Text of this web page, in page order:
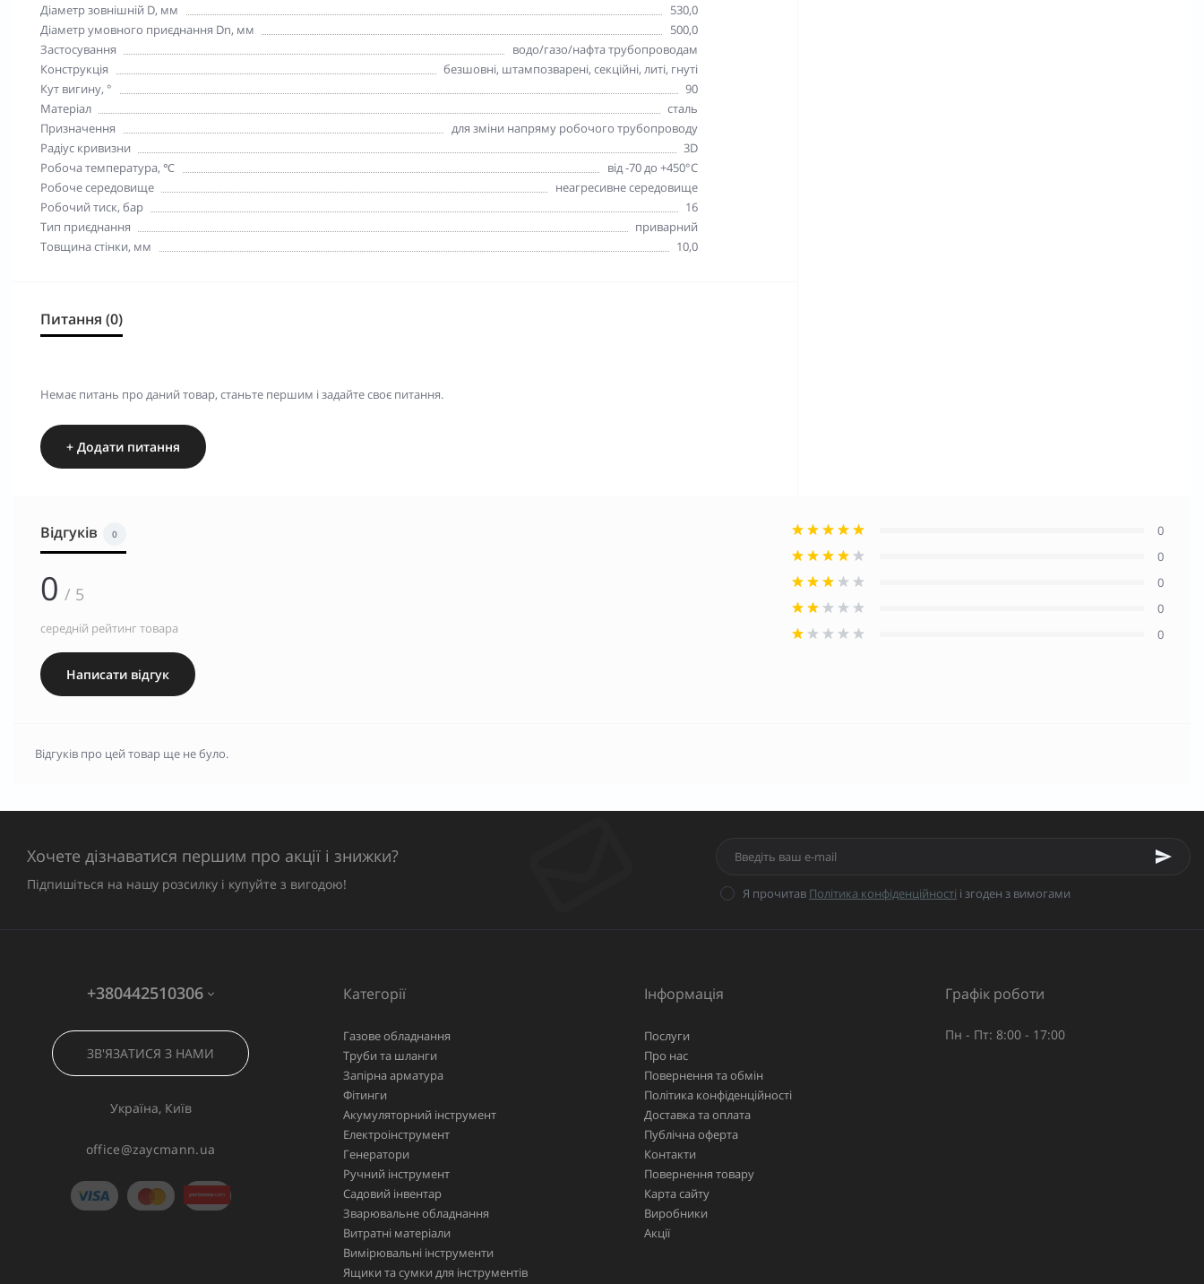
Діаметр зовнішній D, мм
530,0
Діаметр умовного приєднання Dn, мм
500,0
Застосування
водо/газо/нафта трубопроводам
Конструкція
безшовні, штампозварені, секційні, литі, гнуті
Кут вигину, °
90
Матеріал
сталь
Призначення
для зміни напряму робочого трубопроводу
Радіус кривизни
3D
Робоча температура, ℃
від -70 до +450°С
Робоче середовище
неагресивне середовище
Робочий тиск, бар
16
Тип приєднання
приварний
Товщина стінки, мм
10,0
Питання (0)
Немає питань про даний товар, станьте першим і задайте своє питання.
+ Додати питання
Відгуків 0
0 / 5
середній рейтинг товара
Написати відгук
0
0
0
0
0
Відгуків про цей товар ще не було.
Хочете дізнаватися першим про акції і знижки?
Підпишіться на нашу розсилку і купуйте з вигодою!
Я прочитав Політика конфіденційності і згоден з вимогами
+380442510306
ЗВ'ЯЗАТИСЯ З НАМИ
Україна, Київ
office@zaycmann.ua
Категорії
Газове обладнання
Труби та шланги
Запірна арматура
Фітинги
Акумуляторний інструмент
Електроінструмент
Генератори
Ручний інструмент
Садовий інвентар
Зварювальне обладнання
Витратні матеріали
Вимірювальні інструменти
Ящики та сумки для інструментів
Інформація
Послуги
Про нас
Повернення та обмін
Політика конфіденційності
Доставка та оплата
Публічна оферта
Контакти
Повернення товару
Карта сайту
Виробники
Акції
Графік роботи
Пн - Пт: 8:00 - 17:00